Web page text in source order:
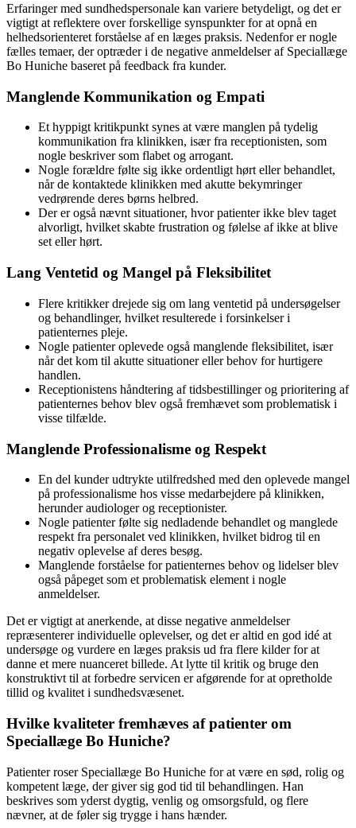
Erfaringer med sundhedspersonale kan variere betydeligt, og det er
vigtigt at reflektere over forskellige synspunkter for at opnå en
helhedsorienteret forståelse af en læges praksis. Nedenfor er nogle
fælles temaer, der optræder i de negative anmeldelser af Speciallæge
Bo Huniche baseret på feedback fra kunder.
Manglende Kommunikation og Empati
Et hyppigt kritikpunkt synes at være manglen på tydelig
kommunikation fra klinikken, især fra receptionisten, som
nogle beskriver som flabet og arrogant.
Nogle forældre følte sig ikke ordentligt hørt eller behandlet,
når de kontaktede klinikken med akutte bekymringer
vedrørende deres børns helbred.
Der er også nævnt situationer, hvor patienter ikke blev taget
alvorligt, hvilket skabte frustration og følelse af ikke at blive
set eller hørt.
Lang Ventetid og Mangel på Fleksibilitet
Flere kritikker drejede sig om lang ventetid på undersøgelser
og behandlinger, hvilket resulterede i forsinkelser i
patienternes pleje.
Nogle patienter oplevede også manglende fleksibilitet, især
når det kom til akutte situationer eller behov for hurtigere
handlen.
Receptionistens håndtering af tidsbestillinger og prioritering af
patienternes behov blev også fremhævet som problematisk i
visse tilfælde.
Manglende Professionalisme og Respekt
En del kunder udtrykte utilfredshed med den oplevede mangel
på professionalisme hos visse medarbejdere på klinikken,
herunder audiologer og receptionister.
Nogle patienter følte sig nedladende behandlet og manglede
respekt fra personalet ved klinikken, hvilket bidrog til en
negativ oplevelse af deres besøg.
Manglende forståelse for patienternes behov og lidelser blev
også påpeget som et problematisk element i nogle
anmeldelser.
Det er vigtigt at anerkende, at disse negative anmeldelser
repræsenterer individuelle oplevelser, og det er altid en god idé at
undersøge og vurdere en læges praksis ud fra flere kilder for at
danne et mere nuanceret billede. At lytte til kritik og bruge den
konstruktivt til at forbedre servicen er afgørende for at opretholde
tillid og kvalitet i sundhedsvæsenet.
Hvilke kvaliteter fremhæves af patienter om
Speciallæge Bo Huniche?
Patienter roser Speciallæge Bo Huniche for at være en sød, rolig og
kompetent læge, der giver sig god tid til behandlingen. Han
beskrives som yderst dygtig, venlig og omsorgsfuld, og flere
nævner, at de føler sig trygge i hans hænder.